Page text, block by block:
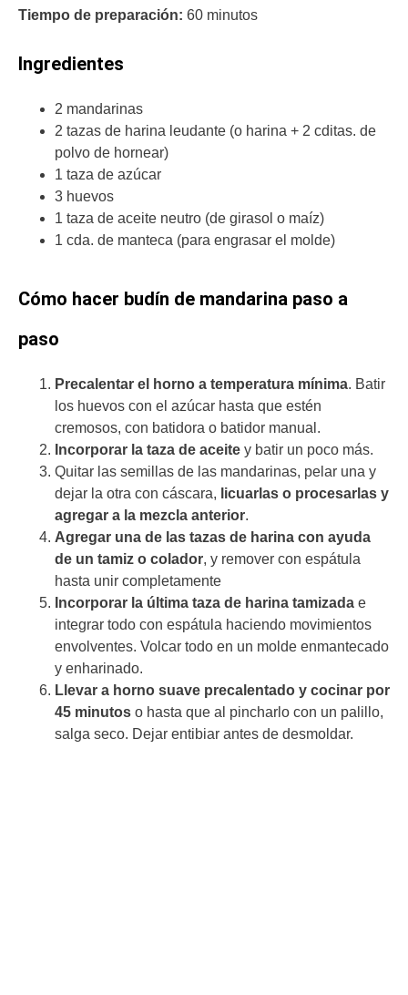
Tiempo de preparación: 60 minutos
Ingredientes
2 mandarinas
2 tazas de harina leudante (o harina + 2 cditas. de
polvo de hornear)
1 taza de azúcar
3 huevos
1 taza de aceite neutro (de girasol o maíz)
1 cda. de manteca (para engrasar el molde)
Cómo hacer budín de mandarina paso a
paso
Precalentar el horno a temperatura mínima. Batir
los huevos con el azúcar hasta que estén
cremosos, con batidora o batidor manual.
Incorporar la taza de aceite y batir un poco más.
Quitar las semillas de las mandarinas, pelar una y
dejar la otra con cáscara, licuarlas o procesarlas y
agregar a la mezcla anterior.
Agregar una de las tazas de harina con ayuda
de un tamiz o colador, y remover con espátula
hasta unir completamente
Incorporar la última taza de harina tamizada e
integrar todo con espátula haciendo movimientos
envolventes. Volcar todo en un molde enmantecado
y enharinado.
Llevar a horno suave precalentado y cocinar por
45 minutos o hasta que al pincharlo con un palillo,
salga seco. Dejar entibiar antes de desmoldar.